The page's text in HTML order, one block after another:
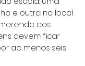
e outra no local
aos
devem ficar
ao menos seis